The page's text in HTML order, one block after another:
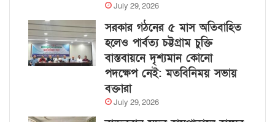
July 29, 2026
সরকার গঠনের ৫ মাস অতিবাহিত
হলেও পার্বত্য চট্টগ্রাম চুক্তি
বাস্তবায়নে দৃশ্যমান কোনো
পদক্ষেপ নেই: মতবিনিময় সভায়
বক্তারা
July 29, 2026